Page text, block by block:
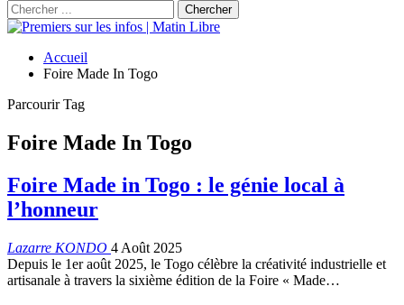
Accueil
Foire Made In Togo
Parcourir Tag
Foire Made In Togo
Foire Made in Togo : le génie local à
l’honneur
Lazarre KONDO 4 Août 2025
Depuis le 1er août 2025, le Togo célèbre la créativité industrielle et
artisanale à travers la sixième édition de la Foire « Made…